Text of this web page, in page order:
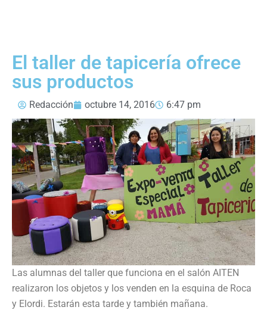
El taller de tapicería ofrece
sus productos
Redacción octubre 14, 2016 6:47 pm
Las alumnas del taller que funciona en el salón AITEN
realizaron los objetos y los venden en la esquina de Roca
y Elordi. Estarán esta tarde y también mañana.